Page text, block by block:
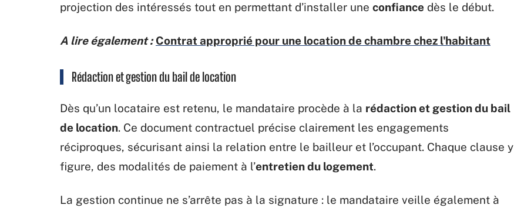
projection des intéressés tout en permettant d’installer une confiance dès le début.
A lire également : Contrat approprié pour une location de chambre chez l'habitant
Rédaction et gestion du bail de location
Dès qu’un locataire est retenu, le mandataire procède à la rédaction et gestion du bail
de location. Ce document contractuel précise clairement les engagements
réciproques, sécurisant ainsi la relation entre le bailleur et l’occupant. Chaque clause y
figure, des modalités de paiement à l’entretien du logement.
La gestion continue ne s’arrête pas à la signature : le mandataire veille également à